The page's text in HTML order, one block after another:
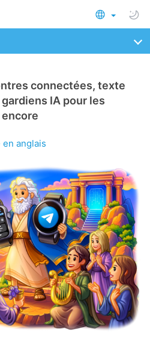
connectées, texte
IA pour les
anglais